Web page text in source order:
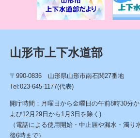
情
報
山形市上下水道部
〒990-0836 山形県山形市南石関27番地
Tel:023-645-1177(代表)
開庁時間：月曜日から金曜日の午前8時30分
よび12月29日から1月3日を除く)
（電話による使用開始・中止届や漏水・濁り
後6時まで）